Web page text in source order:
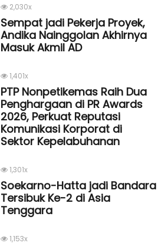
2,030x
Sempat jadi Pekerja Proyek,
Andika Nainggolan Akhirnya
Masuk Akmil AD
1,401x
PTP Nonpetikemas Raih Dua
Penghargaan di PR Awards
2026, Perkuat Reputasi
Komunikasi Korporat di
Sektor Kepelabuhanan
1,301x
Soekarno-Hatta jadi Bandara
Tersibuk Ke-2 di Asia
Tenggara
1,153x